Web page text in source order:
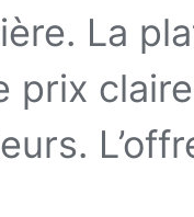
La
prix